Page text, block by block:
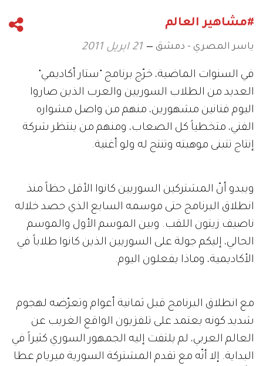
#مشاهير العالم
ياسر المصري - دمشق 21 ابريل 2011
في السنوات الماضية، خرّج برنامج "ستار أكاديمي"
العديد من الطلاب السوريين والعرب الذين صاروا
اليوم فنانين مشهورين، منهم من واصل مشواره
الفني، متخطياً كل الصعاب، ومنهم من ينتظر شركة
إنتاج تتبنى موهبته وتنتج له ولو أغنية.
ويبدو أنّ المشتركين السوريين كانوا الأقل حظاً منذ
انطلاق البرنامج حتى موسمه السابع الذي حصد خلاله
ناصيف زيتون اللقب. وبين الموسم الأول والموسم
الحالي، إليكم جولة على السوريين الذين كانوا طلاباً في
الأكاديمية، وماذا يفعلون اليوم.
مع انطلاق البرنامج قبل ثمانية أعوام وتعرّضه لهجوم
شديد كونه يعتمد على تلفزيون الواقع الغريب عن
العالم العربي، لم يلتفت إليه الجمهور السوري كثيراً في
البداية. إلا أنّه مع تقدم المشتركة السورية ميريام عطا